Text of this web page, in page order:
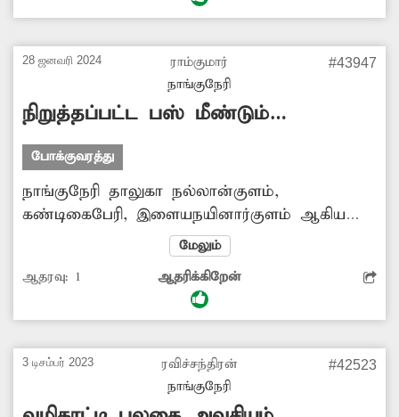
மாணவிகள் பெரிதும் அவதிப்படுகின்றனர்.
மாலையில் இயக்குவதற்கு அதிகாரிகள்
நடவடிக்கை எடுக்க கேட்டு கொள்கிறேன்.
28 ஜனவரி 2024
ராம்குமார்
நாங்குநேரி
#43947
நிறுத்தப்பட்ட பஸ் மீண்டும்
இயக்கப்படுமா ?
போக்குவரத்து
நாங்குநேரி தாலுகா நல்லான்குளம்,
கண்டிகைபேரி, இளையநயினார்குளம் ஆகிய
கிராமங்கள் வழியாக இயக்கப்பட்ட அரசு பஸ்
கொரோனா ஊரடங்குக்கு பிறகு மீண்டும்
இயக்கப்படவில்லை. இதனால் அப்பகுதி மக்கள்
பஸ் வசதியின்றி அவதிப்படுகின்றனர். எனவே
அதிகாரிகள் நடவடிக்கை மேற்கொள்வார்களா?
மேலும்
ஆதரவு: 1 ஆதரிக்கிறேன்
3 டிசம்பர் 2023
ரவிச்சந்திரன்
நாங்குநேரி
#42523